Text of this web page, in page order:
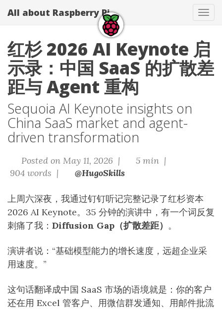
All about Raspberry Pi
红杉 2026 AI Keynote 启
示录：中国 SaaS 的扩散差
距与 Agent 重构
Sequoia AI Keynote insights on
China SaaS market and agent-
driven transformation
Posted on May 11, 2026 |
5 min |
904 words |
@HugoSkills
上周六深夜，我通过钉钉听记完整记录了红杉资本
2026 AI Keynote。35 分钟的演讲中，有一个词反复
刺痛了我： Diffusion Gap（扩散差距） 。
演讲者说：“基础模型能力的增长速度，远超企业采
用速度。”
这句话翻译成中国 SaaS 市场的语境就是：你的客户
还在用 Excel 管客户、用微信群发通知、用邮件批流